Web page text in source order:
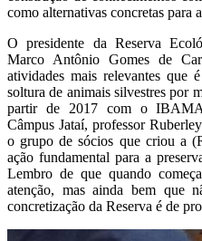
como alternativas concretas para
O presidente da Reserva
Marco Antônio Gomes de
atividades mais relevantes que
soltura de animais silvestres por
partir de 2017 com o
Câmpus Jataí, professor
o grupo de sócios que criou a
ação fundamental para a
Lembro de que quando
atenção, mas ainda bem que
concretização da Reserva é de